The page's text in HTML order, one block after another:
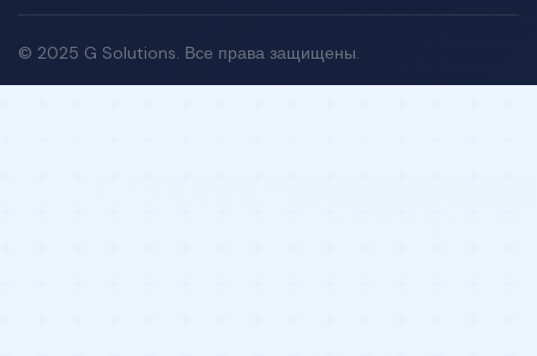
© 2025 G Solutions. Все права защищены.